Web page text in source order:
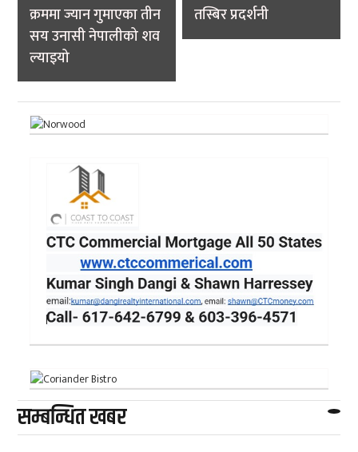
क्रममा ज्यान गुमाएका तीन
सय उनासी नेपालीको शव
ल्याइयो
तस्बिर प्रदर्शनी
सम्बन्धित खबर